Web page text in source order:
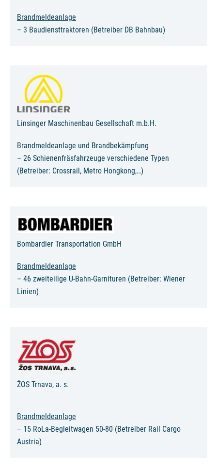
Brandmeldeanlage
– 3 Baudiensttraktoren (Betreiber DB Bahnbau)
Linsinger Maschinenbau Gesellschaft m.b.H.
Brandmeldeanlage und Brandbekämpfung
– 26 Schienenfräsfahrzeuge verschiedene Typen
(Betreiber: Crossrail, Metro Hongkong,…)
Bombardier Transportation GmbH
Brandmeldeanlage
– 46 zweiteilige U-Bahn-Garnituren (Betreiber: Wiener
Linien)
ŽOS Trnava, a. s.
Brandmeldeanlage
– 15 RoLa-Begleitwagen 50-80 (Betreiber Rail Cargo
Austria)